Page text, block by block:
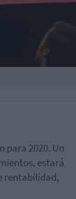
para 2020. Un
estará
rentabilidad,